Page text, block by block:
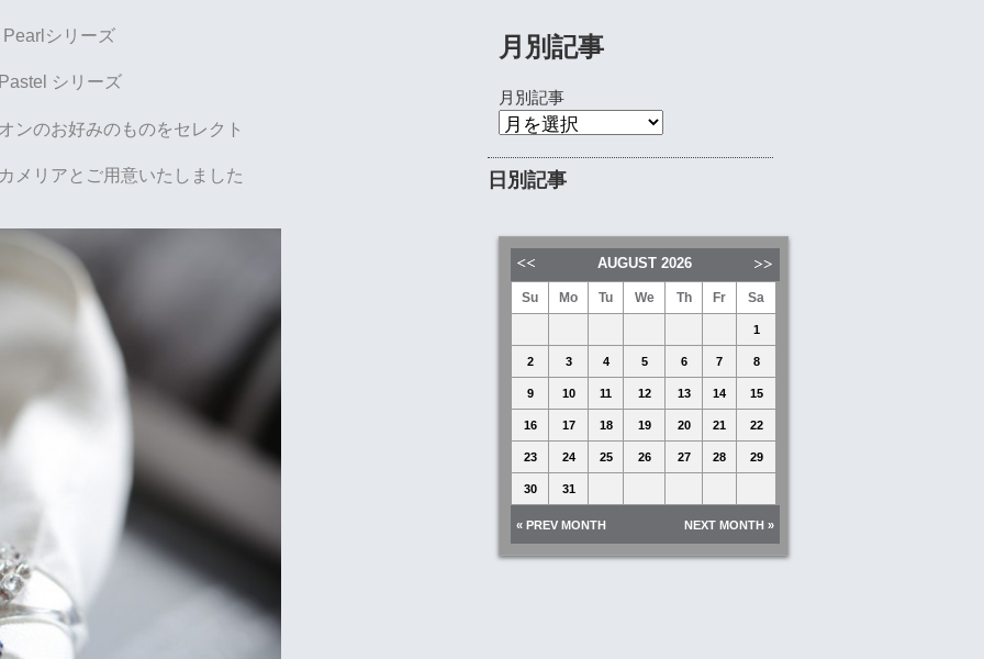
Pearlシリーズ
シリーズ
ンのお好みのものをセレクト
メリアとご用意いたしました
月別記事
月別記事
日別記事
AUGUST 2026
Su Mo Tu We Th Fr Sa
1
2 3 4 5 6 7 8
9 10 11 12 13 14 15
16 17 18 19 20 21 22
23 24 25 26 27 28 29
30 31
« PREV MONTH NEXT MONTH »